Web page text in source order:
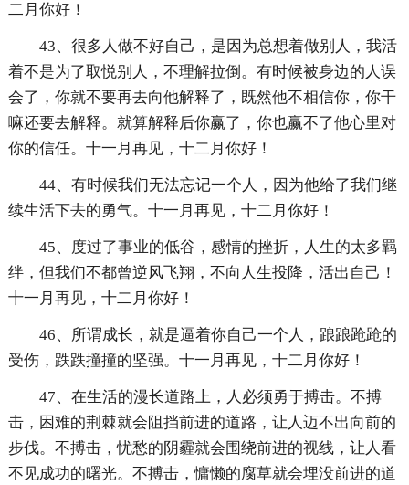
二月你好！
43、很多人做不好自己，是因为总想着做别人，我活
着不是为了取悦别人，不理解拉倒。有时候被身边的人误
会了，你就不要再去向他解释了，既然他不相信你，你干
嘛还要去解释。就算解释后你赢了，你也赢不了他心里对
你的信任。十一月再见，十二月你好！
44、有时候我们无法忘记一个人，因为他给了我们继
续生活下去的勇气。十一月再见，十二月你好！
45、度过了事业的低谷，感情的挫折，人生的太多羁
绊，但我们不都曾逆风飞翔，不向人生投降，活出自己！
十一月再见，十二月你好！
46、所谓成长，就是逼着你自己一个人，踉踉跄跄的
受伤，跌跌撞撞的坚强。十一月再见，十二月你好！
47、在生活的漫长道路上，人必须勇于搏击。不搏
击，困难的荆棘就会阻挡前进的道路，让人迈不出向前的
步伐。不搏击，忧愁的阴霾就会围绕前进的视线，让人看
不见成功的曙光。不搏击，慵懒的腐草就会埋没前进的道